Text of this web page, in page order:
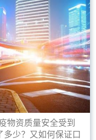
物资质量安全受到
少？又如何保证口